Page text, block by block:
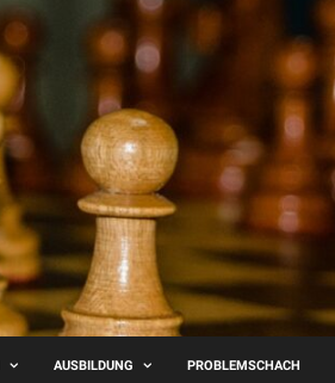
AUSBILDUNG PROBLEMSCHACH